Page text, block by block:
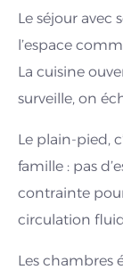
Le séjour avec
l’espace
La cuisine
surveille, on
Le plain-pied,
famille : pas
contrainte
circulation
Les chambres